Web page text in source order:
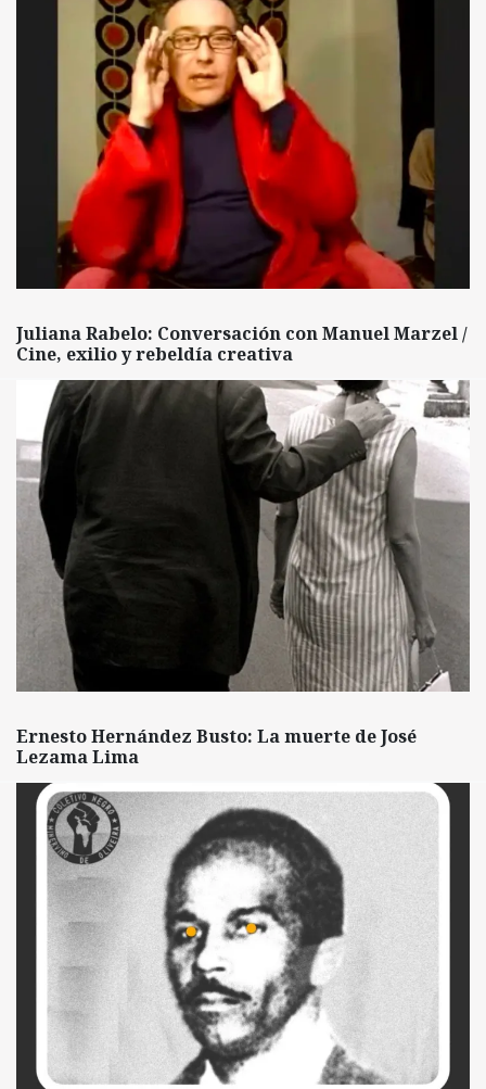
Juliana Rabelo: Conversación con Manuel Marzel /
Cine, exilio y rebeldía creativa
Ernesto Hernández Busto: La muerte de José
Lezama Lima